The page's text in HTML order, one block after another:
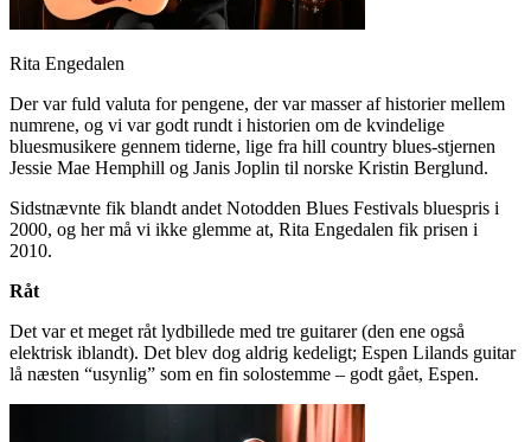
Rita Engedalen
Der var fuld valuta for pengene, der var masser af historier mellem
numrene, og vi var godt rundt i historien om de kvindelige
bluesmusikere gennem tiderne, lige fra hill country blues-stjernen
Jessie Mae Hemphill og Janis Joplin til norske Kristin Berglund.
Sidstnævnte fik blandt andet Notodden Blues Festivals bluespris i
2000, og her må vi ikke glemme at, Rita Engedalen fik prisen i
2010.
Råt
Det var et meget råt lydbillede med tre guitarer (den ene også
elektrisk iblandt). Det blev dog aldrig kedeligt; Espen Lilands guitar
lå næsten “usynlig” som en fin solostemme – godt gået, Espen.